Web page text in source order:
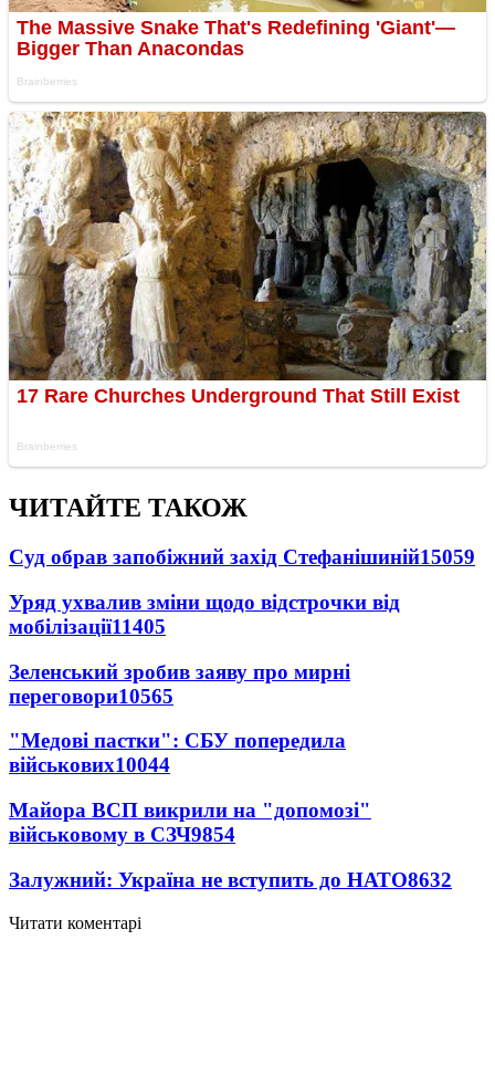
ЧИТАЙТЕ ТАКОЖ
Суд обрав запобіжний захід Стефанішиній15059
Уряд ухвалив зміни щодо відстрочки від
мобілізації11405
Зеленський зробив заяву про мирні
переговори10565
"Медові пастки": СБУ попередила
військових10044
Майора ВСП викрили на "допомозі"
військовому в СЗЧ9854
Залужний: Україна не вступить до НАТО8632
Читати коментарі